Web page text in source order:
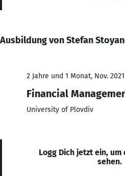
Ausbildung von Stefan
2 Jahre und 1 Monat, Nov.
Financial
University of Plovdiv
Logg Dich jetzt ein,
sehen.